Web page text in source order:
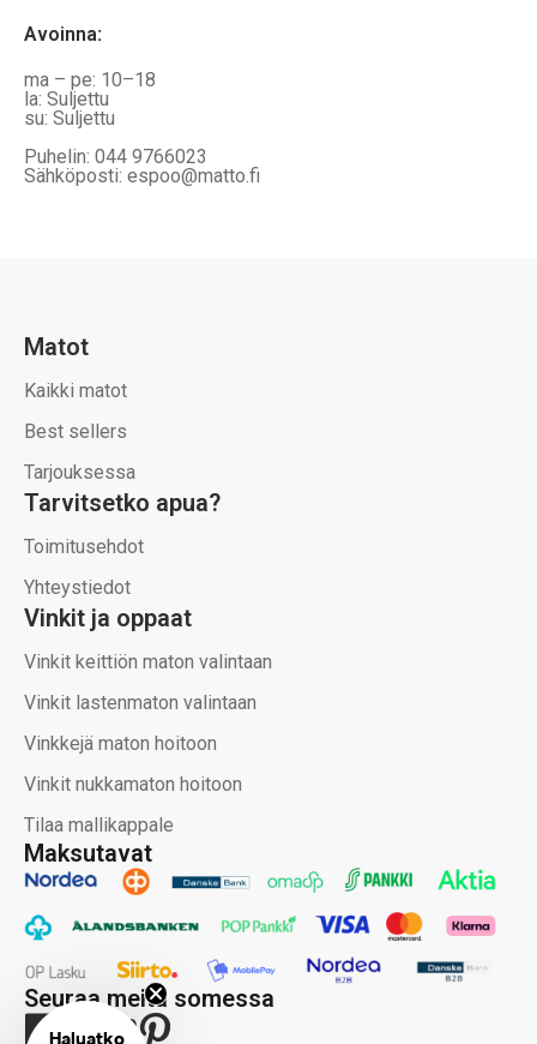
Avoinna:
ma – pe: 10–18
la: Suljettu
su: Suljettu
Puhelin: 044 9766023
Sähköposti: espoo@matto.fi
Maksutavat
Seuraa meitä somessa
Matot
Kaikki matot
Best sellers
Tarjouksessa
Tarvitsetko apua?
Toimitusehdot
Yhteystiedot
Vinkit ja oppaat
Vinkit keittiön maton valintaan
Vinkit lastenmaton valintaan
Vinkkejä maton hoitoon
Vinkit nukkamaton hoitoon
Tilaa mallikappale
Haluatko